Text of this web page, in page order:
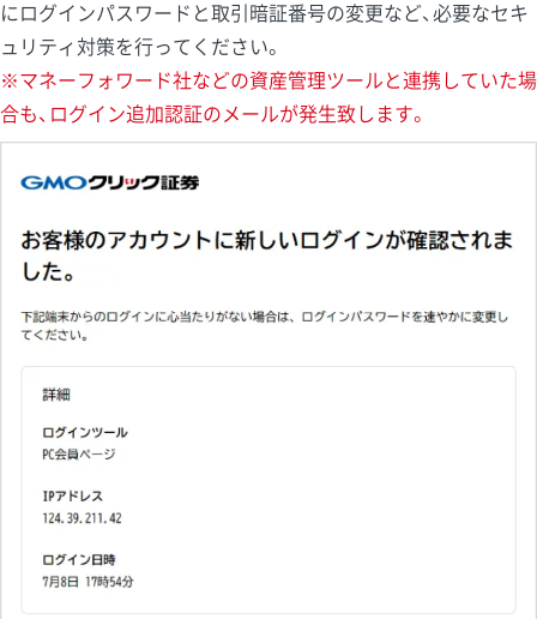
にログインパスワードと取引暗証番号の変更など、必要なセキ
ュリティ対策を行ってください。
※マネーフォワード社などの資産管理ツールと連携していた場
合も、ログイン追加認証のメールが発生致します。